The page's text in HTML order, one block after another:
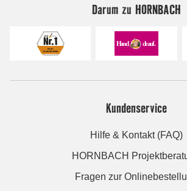
Darum zu HORNBACH
Kundenservice
Hilfe & Kontakt (FAQ)
HORNBACH
Fragen zur